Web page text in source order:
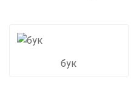
бук